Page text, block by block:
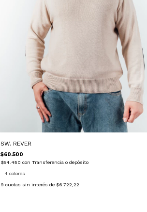
SW. REVER
$60.500
$54.450 con Transferencia o depósito
4 colores
9 cuotas sin interés de $6.722,22